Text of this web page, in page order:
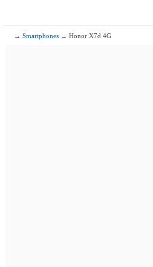
→Smartphones → Honor X7d 4G